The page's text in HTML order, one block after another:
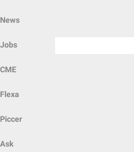
News
Jobs
CME
Flexa
Piccer
Ask